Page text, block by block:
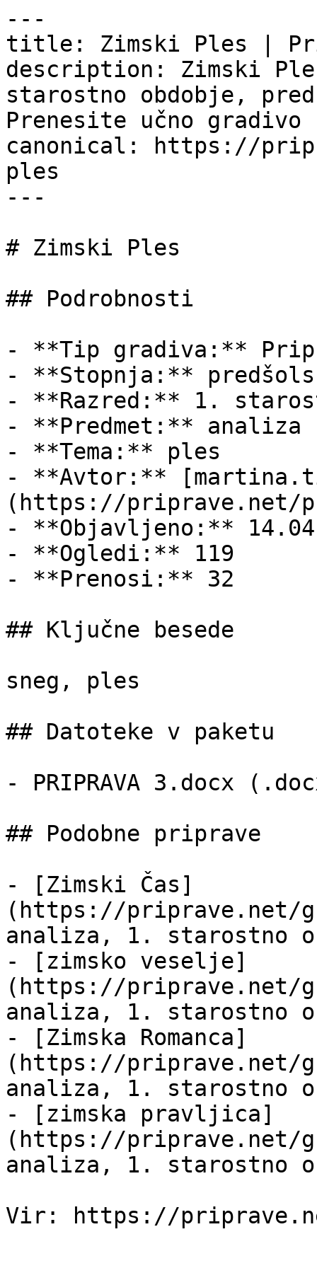
---
title: Zimski Ples |
description: Zimski
starostno obdobje,
Prenesite učno
canonical: https://
ples
---
# Zimski Ples
## Podrobnosti
- **Tip gradiva:**
- **Stopnja:**
- **Razred:** 1.
- **Predmet:** analiza
- **Tema:** ples
- **Avtor:**
(https://priprave.net/
- **Objavljeno:**
- **Ogledi:** 119
- **Prenosi:** 32
## Ključne besede
sneg, ples
## Datoteke v paketu
- PRIPRAVA 3.docx
## Podobne priprave
- [Zimski Čas]
(https://priprave.net/
analiza, 1. starostno
- [zimsko veselje]
(https://priprave.net/
analiza, 1. starostno
- [Zimska Romanca]
(https://priprave.net/
analiza, 1. starostno
- [zimska pravljica]
(https://priprave.net/
analiza, 1. starostno